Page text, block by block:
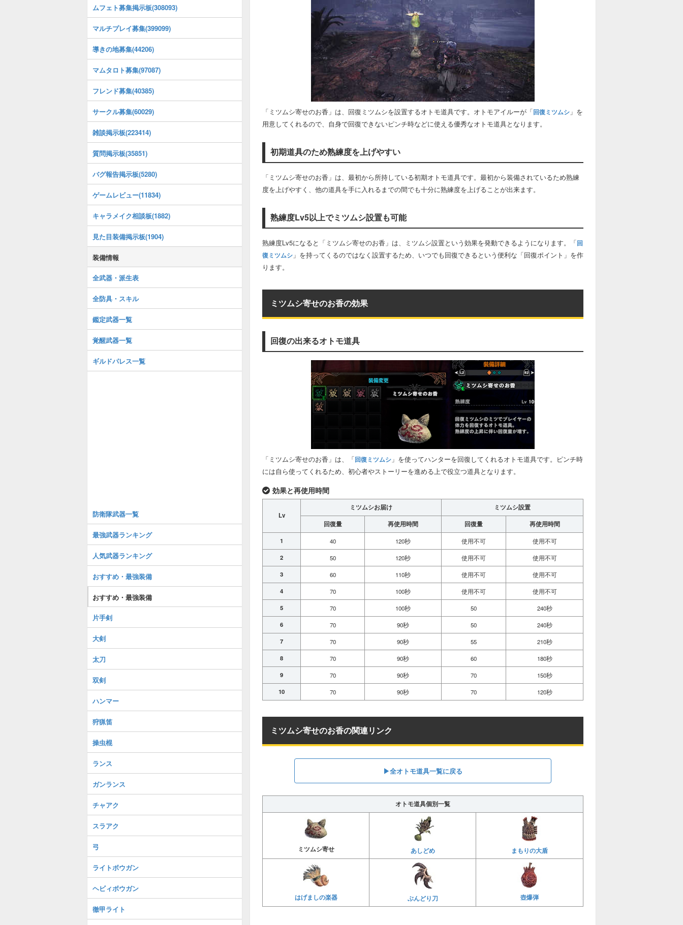
「ミツムシ寄せのお香」は、回復ミツムシを設置するオトモ道具です。オトモアイルーが「回復ミツムシ 」を
用意してくれるので、自身で回復できないピンチ時などに使える優秀なオトモ道具となります。
初期道具のため熟練度を上げやすい
「ミツムシ寄せのお香」は、最初から所持している初期オトモ道具です。最初から装備されているため熟練
度を上げやすく、他の道具を手に入れるまでの間でも十分に熟練度を上げることが出来ます。
熟練度Lv5以上でミツムシ設置も可能
熟練度Lv5になると「ミツムシ寄せのお香」は、ミツムシ設置という効果を発動できるようになります。「回
復ミツムシ 」を持ってくるのではなく設置するため、いつでも回復できるという便利な「回復ポイント」を作
ります。
ミツムシ寄せのお香の効果
回復の出来るオトモ道具
「ミツムシ寄せのお香」は、「回復ミツムシ 」を使ってハンターを回復してくれるオトモ道具です。ピンチ時
には自ら使ってくれるため、初心者やストーリーを進める上で役立つ道具となります。
効果と再使用時間
Lv
ミツムシお届け
ミツムシ設置
回復量
再使用時間 回復量
再使用時間
1
40 120秒 使用不可 使用不可
2 50 120秒 使用不可 使用不可
3 60 110秒 使用不可 使用不可
4 70 100秒 使用不可 使用不可
5 70 100秒 50 240秒
6 70 90秒 50 240秒
7 70 90秒 55 210秒
8 70 90秒 60 180秒
9 70 90秒 70 150秒
10 70 90秒 70 120秒
ミツムシ寄せのお香の関連リンク
▶全オトモ道具一覧に戻る
オトモ道具個別一覧
ミツムシ寄せ あしどめ まもりの大盾
はげましの楽器 ぶんどり刀 壺爆弾
ムフェト募集掲示板(308093)
マルチプレイ募集(399099)
導きの地募集(44206)
マムタロト募集(97087)
フレンド募集(40385)
サークル募集(60029)
雑談掲示板(223414)
質問掲示板(35851)
バグ報告掲示板(5280)
ゲームレビュー(11834)
キャラメイク相談板(1882)
見た目装備掲示板(1904)
装備情報
全武器・派生表
全防具・スキル
鑑定武器一覧
覚醒武器一覧
ギルドパレス一覧
防衛隊武器一覧
最強武器ランキング
人気武器ランキング
おすすめ・最強装備
おすすめ・最強装備
片手剣
大剣
太刀
双剣
ハンマー
狩猟笛
操虫棍
ランス
ガンランス
チャアク
スラアク
弓
ライトボウガン
ヘビィボウガン
徹甲ライト